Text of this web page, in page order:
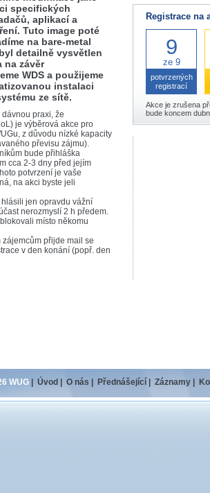
specifických
aplikací a
Tuto image poté
na bare-metal
detailně vysvětlen
na závěr
WDS a použijeme
instalaci
ze sítě.
praxi, že
je výběrová akce pro
z důvodu nízké kapacity
převisu zájmu).
bude přihláška
cca 2-3 dny před jejím
potvrzení je vaše
na akci byste jeli
hlásili jen opravdu vážní
nerozmyslí 2 h předem.
místo někomu
zájemcům přijde mail se
v den konání (popř. den
Registrace na
9
ze 9
potvrzených
registrací
Akce je zrušena
bude koncem
WUG Úvod O nás Přednášející Záznamy